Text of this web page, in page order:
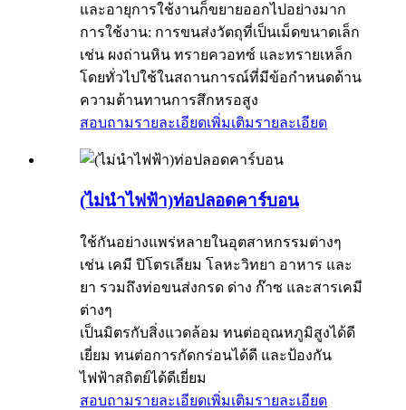
และอายุการใช้งานก็ขยายออกไปอย่างมาก
การใช้งาน: การขนส่งวัตถุที่เป็นเม็ดขนาดเล็ก
เช่น ผงถ่านหิน ทรายควอทซ์ และทรายเหล็ก
โดยทั่วไปใช้ในสถานการณ์ที่มีข้อกำหนดด้าน
ความต้านทานการสึกหรอสูง
สอบถามรายละเอียดเพิ่มเติมรายละเอียด
(ไม่นำไฟฟ้า)ท่อปลอดคาร์บอน
ใช้กันอย่างแพร่หลายในอุตสาหกรรมต่างๆ
เช่น เคมี ปิโตรเลียม โลหะวิทยา อาหาร และ
ยา รวมถึงท่อขนส่งกรด ด่าง ก๊าซ และสารเคมี
ต่างๆ
เป็นมิตรกับสิ่งแวดล้อม ทนต่ออุณหภูมิสูงได้ดี
เยี่ยม ทนต่อการกัดกร่อนได้ดี และป้องกัน
ไฟฟ้าสถิตย์ได้ดีเยี่ยม
สอบถามรายละเอียดเพิ่มเติมรายละเอียด